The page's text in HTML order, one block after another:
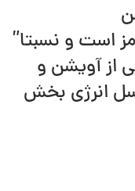
است و نسبتا”
آویشن و
انرژی بخش